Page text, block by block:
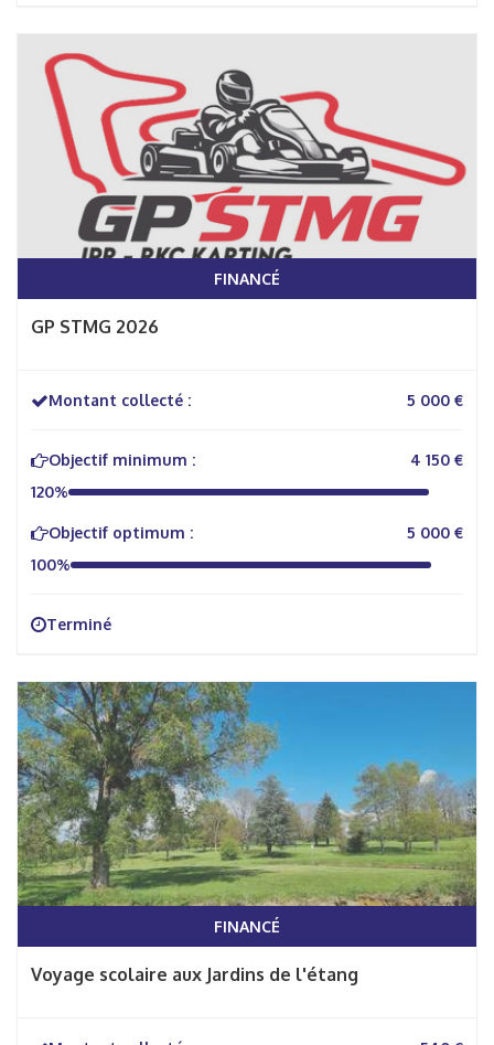
FINANCÉ
GP STMG 2026
Montant collecté : 5 000 €
Objectif minimum :
4 150 €
120%
Objectif optimum :
5 000 €
100%
Terminé
FINANCÉ
Voyage scolaire aux Jardins de l'étang